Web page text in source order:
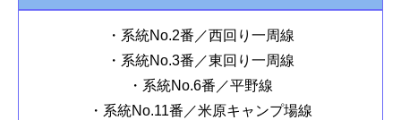
・系統No.2番／西回り一周線
・系統No.3番／東回り一周線
・系統No.6番／平野線
・系統No.11番／米原キャンプ場線